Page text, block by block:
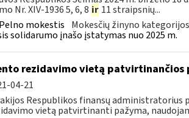
Nr. XIV-1936 5, 6, 8 ir 11 straipsnių...
Pelno mokestis Mokesčių žinyno
solidarumo įnašo įstatymas nuo 2025 m.
rezidavimo vietą patvirtinančios
04-21
Respublikos finansų administratorius
vietą patvirtinanti pažyma,